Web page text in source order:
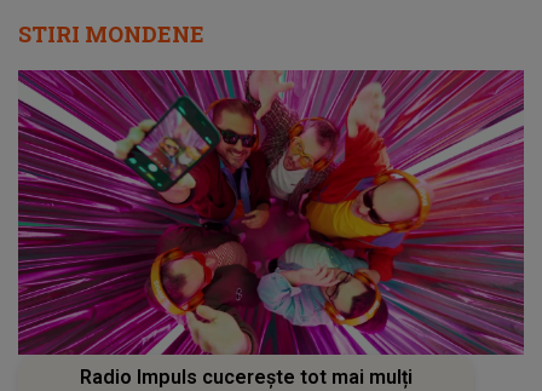
STIRI MONDENE
Radio Impuls cucerește tot mai mulți